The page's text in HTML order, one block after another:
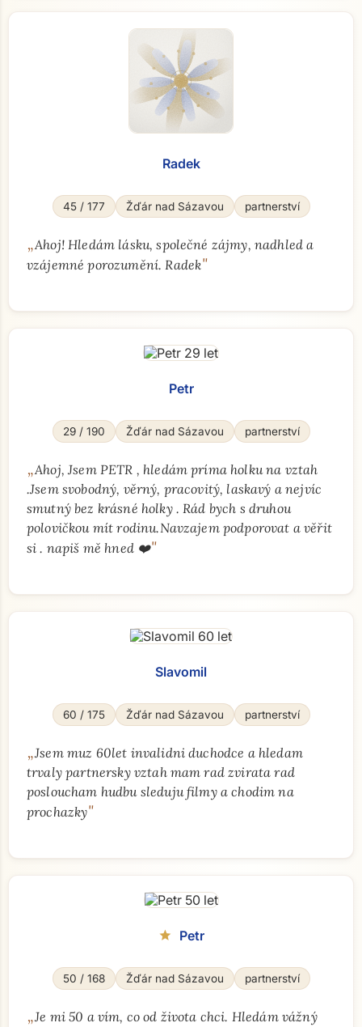
Přejít na hlavní obsah
Radek
45 / 177 Žďár nad Sázavou partnerství
„Ahoj! Hledám lásku, společné zájmy, nadhled a
vzájemné porozumění. Radek"
Petr
29 / 190 Žďár nad Sázavou partnerství
„Ahoj, Jsem PETR , hledám príma holku na vztah
.Jsem svobodný, věrný, pracovitý, laskavý a nejvíc
smutný bez krásné holky . Rád bych s druhou
polovičkou mít rodinu.Navzajem podporovat a věřit
si . napiš mě hned ❤️"
Slavomil
60 / 175 Žďár nad Sázavou partnerství
„Jsem muz 60let invalidni duchodce a hledam
trvaly partnersky vztah mam rad zvirata rad
posloucham hudbu sleduju filmy a chodim na
prochazky"
star Petr
50 / 168 Žďár nad Sázavou partnerství
„Je mi 50 a vím, co od života chci. Hledám vážný